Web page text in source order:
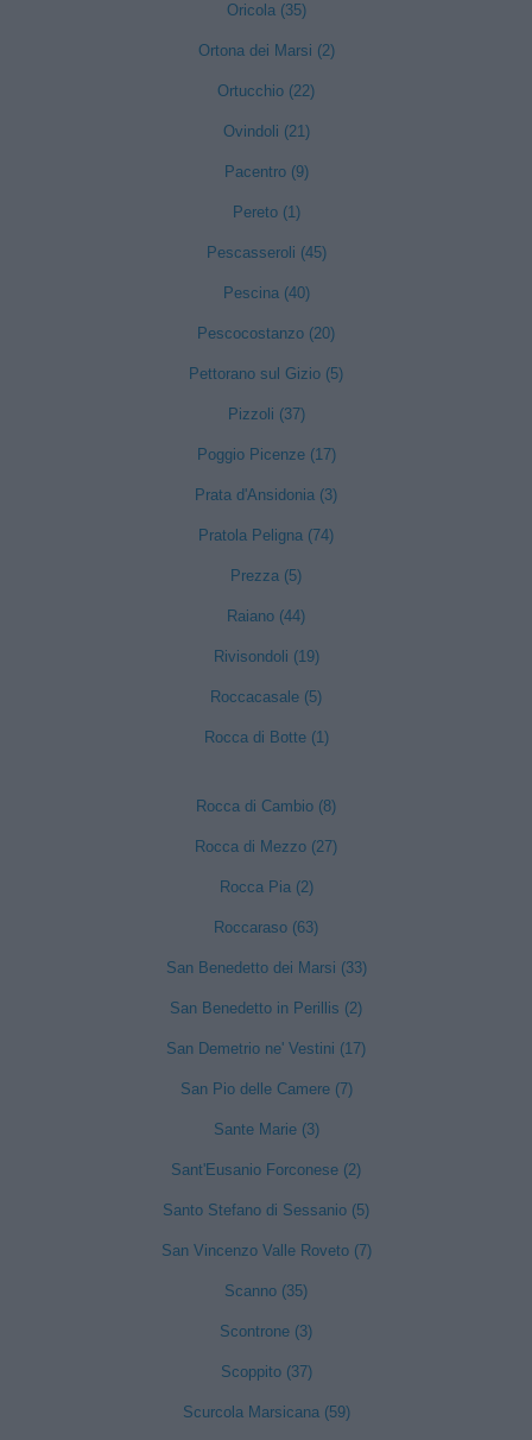
Oricola (35)
Ortona dei Marsi (2)
Ortucchio (22)
Ovindoli (21)
Pacentro (9)
Pereto (1)
Pescasseroli (45)
Pescina (40)
Pescocostanzo (20)
Pettorano sul Gizio (5)
Pizzoli (37)
Poggio Picenze (17)
Prata d'Ansidonia (3)
Pratola Peligna (74)
Prezza (5)
Raiano (44)
Rivisondoli (19)
Roccacasale (5)
Rocca di Botte (1)
Rocca di Cambio (8)
Rocca di Mezzo (27)
Rocca Pia (2)
Roccaraso (63)
San Benedetto dei Marsi (33)
San Benedetto in Perillis (2)
San Demetrio ne' Vestini (17)
San Pio delle Camere (7)
Sante Marie (3)
Sant'Eusanio Forconese (2)
Santo Stefano di Sessanio (5)
San Vincenzo Valle Roveto (7)
Scanno (35)
Scontrone (3)
Scoppito (37)
Scurcola Marsicana (59)